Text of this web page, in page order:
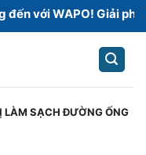
với WAPO! Giải
LÀM SẠCH ĐƯỜNG ỐNG